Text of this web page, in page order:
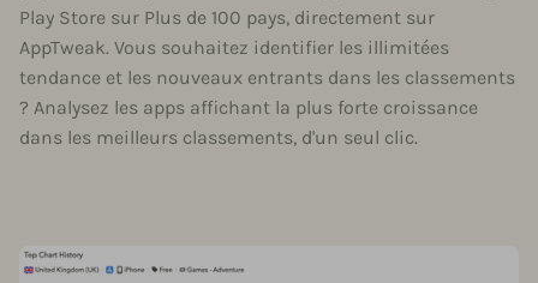
Play Store sur Plus de 100 pays, directement sur
AppTweak. Vous souhaitez identifier les illimitées
tendance et les nouveaux entrants dans les classements
? Analysez les apps affichant la plus forte croissance
dans les meilleurs classements, d'un seul clic.